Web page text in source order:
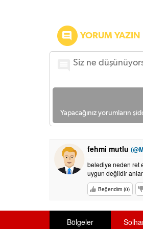
YORUM YAZIN
Yapacağınız yorumların
fehmi mutlu
belediye neden ret
uygun değildir
Beğendim (0)
Bölgeler